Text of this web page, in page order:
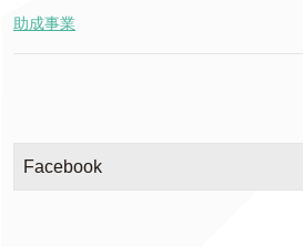
助成事業
Facebook